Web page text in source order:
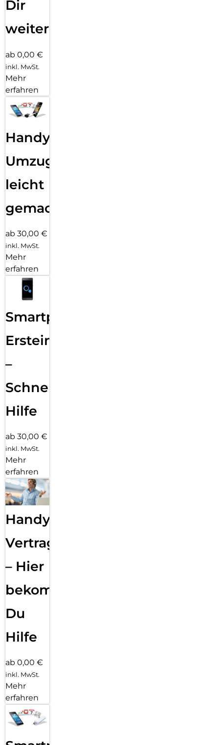
Dir
weiter
ab 0,00 €
inkl. MwSt.
Mehr
erfahren
Handy
Umzug
leicht
gemacht!
ab 30,00 €
inkl. MwSt.
Mehr
erfahren
Smartphone
Ersteinrichtung
–
Schnelle
Hilfe
ab 30,00 €
inkl. MwSt.
Mehr
erfahren
Handy
Vertragsabwicklung
– Hier
bekommst
Du
Hilfe
ab 0,00 €
inkl. MwSt.
Mehr
erfahren